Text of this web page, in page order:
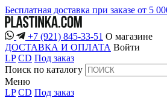
Бесплатная доставка при заказе от 5
+7 (921) 845-33-51 О магазине
ДОСТАВКА И ОПЛАТА Войти
LP CD Под заказ
Поиск по каталогу
Меню
LP CD Под заказ